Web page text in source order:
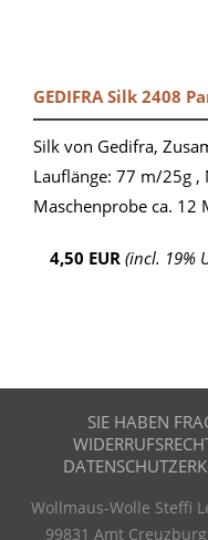
GEDIFRA Silk 2408
Silk von Gedifra,
Lauflänge: 77 m/25g ,
Maschenprobe ca. 12
4,50 EUR (incl. 19%
SIE HABEN
Wollmaus-Wolle Steffi
99831 Amt